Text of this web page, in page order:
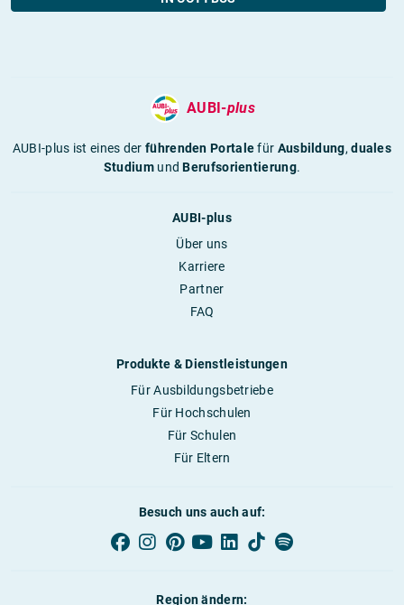
AUBI-plus
AUBI-plus ist eines derführenden Portalefür Ausbildung,duales
StudiumundBerufsorientierung.
AUBI-plus
Über uns
Karriere
Partner
FAQ
Produkte & Dienstleistungen
Für Ausbildungsbetriebe
Für Hochschulen
Für Schulen
Für Eltern
Besuch uns auch auf:
Region ändern: